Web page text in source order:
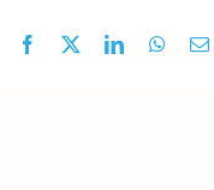
Facebook LinkedIn